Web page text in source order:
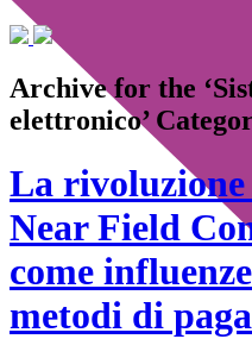
Archive for the
elettronico’
La rivoluzione
Near Field
come
metodi di